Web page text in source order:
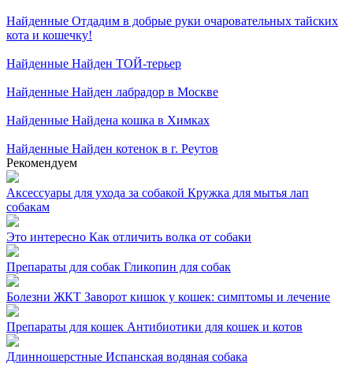
Найденные Отдадим в добрые руки очаровательных тайских
кота и кошечку!
Найденные Найден ТОЙ-терьер
Найденные Найден лабрадор в Москве
Найденные Найдена кошка в Химках
Найденные Найден котенок в г. Реутов
Рекомендуем
Аксессуары для ухода за собакой Кружка для мытья лап
собакам
Это интересно Как отличить волка от собаки
Препараты для собак Гликопин для собак
Болезни ЖКТ Заворот кишок у кошек: симптомы и лечение
Препараты для кошек Антибиотики для кошек и котов
Длинношерстные Испанская водяная собака